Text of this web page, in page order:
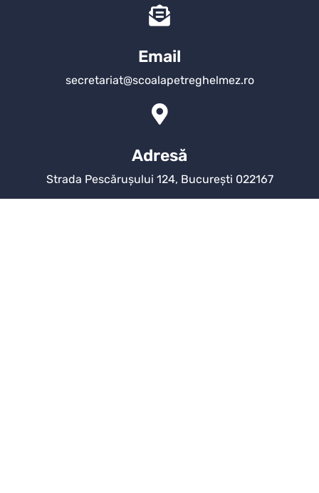
Email
secretariat@scoalapetreghelmez.ro
Adresă
Strada Pescărușului 124, București 022167